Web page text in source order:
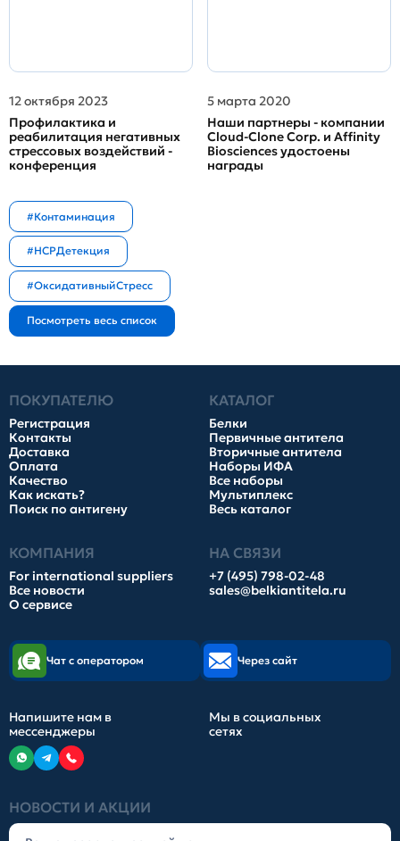
12 октября 2023
Профилактика и
реабилитация негативных
стрессовых воздействий -
конференция
5 марта 2020
Наши партнеры - компании
Cloud-Clone Corp. и Affinity
Biosciences удостоены
награды
#Контаминация
#HCPДетекция
#ОксидативныйСтресс
ПОКУПАТЕЛЮ
Регистрация
Контакты
Доставка
Оплата
Качество
Как искать?
Поиск по антигену
КАТАЛОГ
Белки
Первичные антитела
Вторичные антитела
Наборы ИФА
Все наборы
Мультиплекс
Весь каталог
КОМПАНИЯ
For international suppliers
Все новости
О сервисе
НА СВЯЗИ
+7 (495) 798-02-48
sales@belkiantitela.ru
НОВОСТИ И АКЦИИ
Чат с оператором Через сайт
Напишите нам в
мессенджеры
Мы в социальных
сетях